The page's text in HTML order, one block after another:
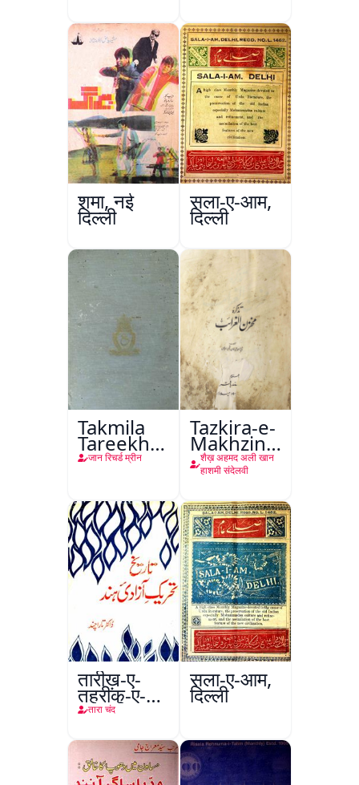
Asian
Subcontinent
शमा, नई
दिल्ली
सला-ए-आम,
दिल्ली
Takmila
Tareekh
Ahl-e-
जान रिचर्ड म्रीन
Tazkira-e-
Makhzin-
ul-
Gharaib
शैख़ अहमद अली खान
हाशमी संदेलवी
तारीख़-ए-
तहरीक-ए-
आज़ादी-ए-
तारा चंद
सला-ए-आम,
दिल्ली